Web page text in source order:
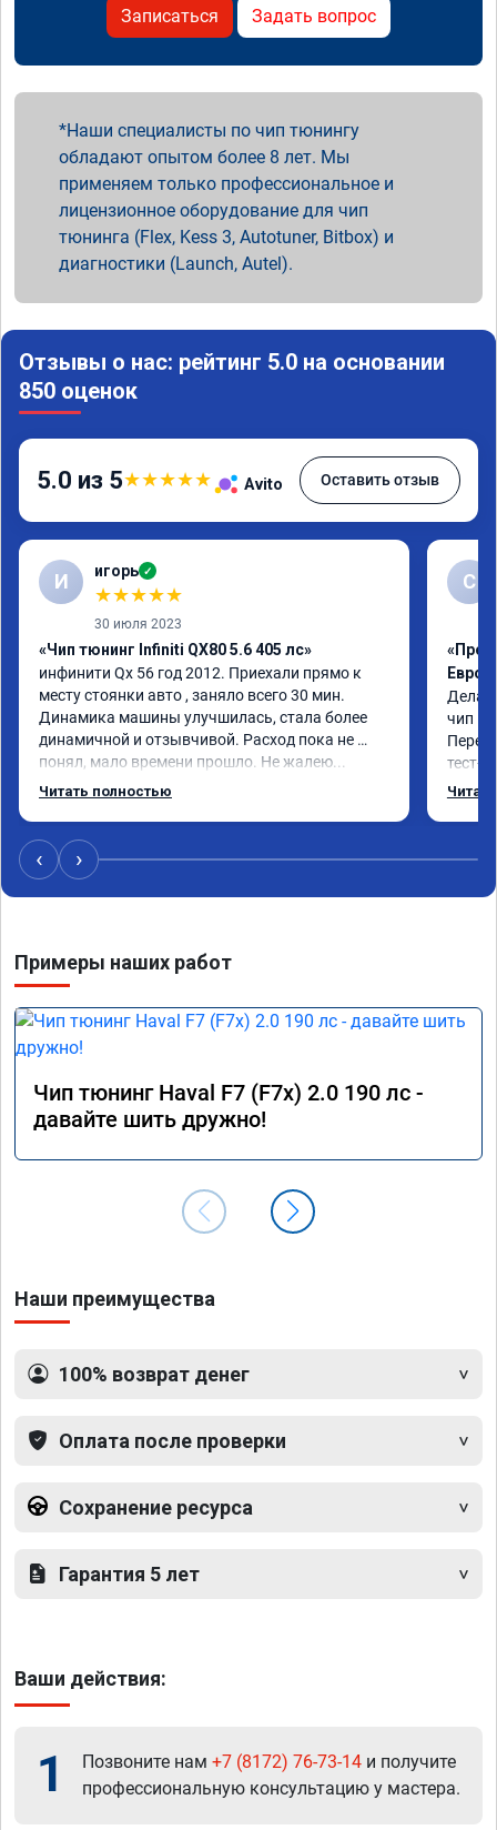
Записаться Задать вопрос
Наши специалисты по чип тюнингу
обладают опытом более 8 лет. Мы
применяем только профессиональное и
лицензионное оборудование для чип
тюнинга (Flex, Kess 3, Autotuner, Bitbox) и
диагностики (Launch, Autel).
Отзывы о нас: рейтинг 5.0 на основании
850 оценок
5.0 из 5★★★★★ Avito Оставить отзыв
И игорь ✓
★★★★★
30 июля 2023
«Чип тюнинг Infiniti QX80 5.6 405 лс»
инфинити Qx 56 год 2012. Приехали прямо к
месту стоянки авто , заняло всего 30 мин.
Динамика машины улучшилась, стала более
динамичной и отзывчивой. Расход пока не
понял, мало времени прошло. Не жалею...
Читать полностью
С
Евро
Делал
чип и
Перед
тест-
‹ ›
Примеры наших работ
Чип тюнинг Haval F7 (F7x) 2.0 190 лс -
давайте шить дружно!
Наши преимущества
100% возврат денег
Оплата после проверки
Сохранение ресурса
Гарантия 5 лет
Ваши действия:
1 Позвоните нам +7 (8172) 76-73-14 и получите
профессиональную консультацию у мастера.